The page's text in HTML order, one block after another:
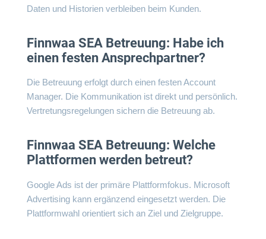
Daten und Historien verbleiben beim Kunden.
Finnwaa SEA Betreuung: Habe ich
einen festen Ansprechpartner?
Die Betreuung erfolgt durch einen festen Account
Manager. Die Kommunikation ist direkt und persönlich.
Vertretungsregelungen sichern die Betreuung ab.
Finnwaa SEA Betreuung: Welche
Plattformen werden betreut?
Google Ads ist der primäre Plattformfokus. Microsoft
Advertising kann ergänzend eingesetzt werden. Die
Plattformwahl orientiert sich an Ziel und Zielgruppe.